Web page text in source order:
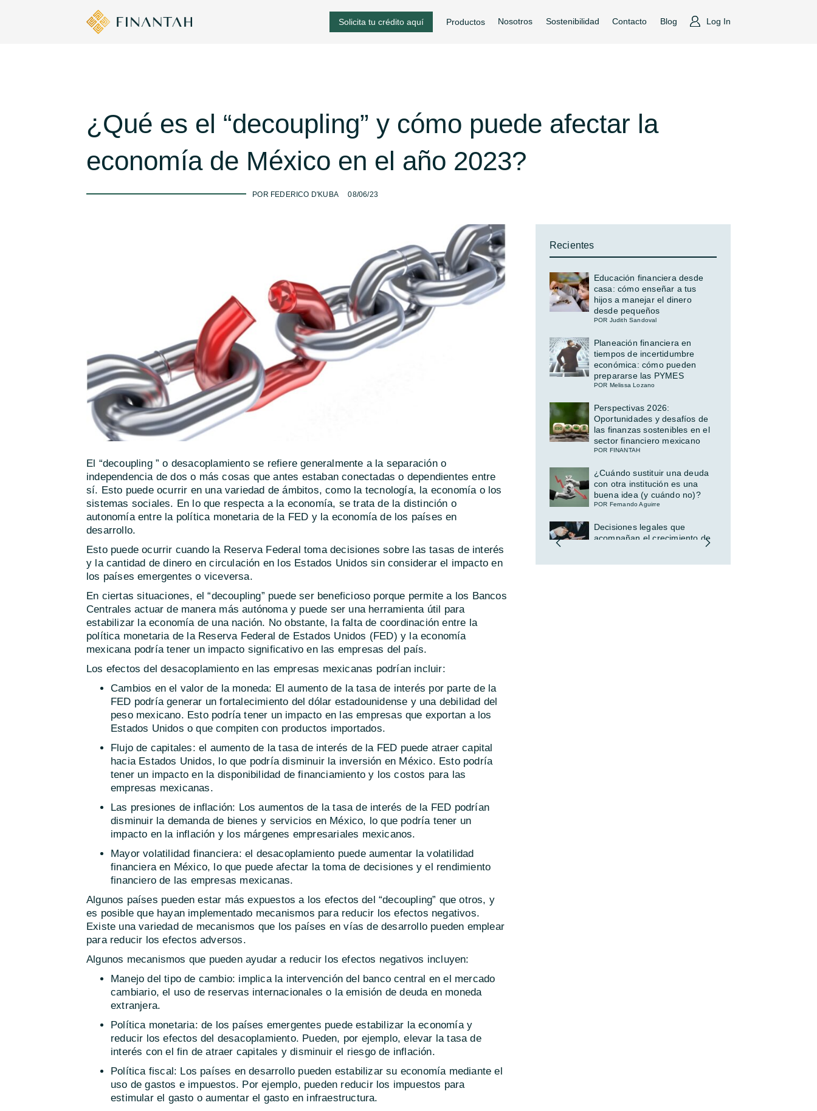
Solicita tu crédito aquí Productos Nosotros Sostenibilidad Contacto Blog Log In
¿Qué es el “decoupling” y cómo puede afectar la
economía de México en el año 2023?
-
POR FEDERICO D'KUBA 08/06/23
El “decoupling ” o desacoplamiento se refiere generalmente a la separación o
independencia de dos o más cosas que antes estaban conectadas o dependientes entre
sí. Esto puede ocurrir en una variedad de ámbitos, como la tecnología, la economía o los
sistemas sociales. En lo que respecta a la economía, se trata de la distinción o
autonomía entre la política monetaria de la FED y la economía de los países en
desarrollo.
Esto puede ocurrir cuando la Reserva Federal toma decisiones sobre las tasas de interés
y la cantidad de dinero en circulación en los Estados Unidos sin considerar el impacto en
los países emergentes o viceversa.
En ciertas situaciones, el “decoupling” puede ser beneficioso porque permite a los Bancos
Centrales actuar de manera más autónoma y puede ser una herramienta útil para
estabilizar la economía de una nación. No obstante, la falta de coordinación entre la
política monetaria de la Reserva Federal de Estados Unidos (FED) y la economía
mexicana podría tener un impacto significativo en las empresas del país.
Los efectos del desacoplamiento en las empresas mexicanas podrían incluir:
Cambios en el valor de la moneda: El aumento de la tasa de interés por parte de la
FED podría generar un fortalecimiento del dólar estadounidense y una debilidad del
peso mexicano. Esto podría tener un impacto en las empresas que exportan a los
Estados Unidos o que compiten con productos importados.
Flujo de capitales: el aumento de la tasa de interés de la FED puede atraer capital
hacia Estados Unidos, lo que podría disminuir la inversión en México. Esto podría
tener un impacto en la disponibilidad de financiamiento y los costos para las
empresas mexicanas.
Las presiones de inflación: Los aumentos de la tasa de interés de la FED podrían
disminuir la demanda de bienes y servicios en México, lo que podría tener un
impacto en la inflación y los márgenes empresariales mexicanos.
Mayor volatilidad financiera: el desacoplamiento puede aumentar la volatilidad
financiera en México, lo que puede afectar la toma de decisiones y el rendimiento
financiero de las empresas mexicanas.
Algunos países pueden estar más expuestos a los efectos del “decoupling” que otros, y
es posible que hayan implementado mecanismos para reducir los efectos negativos.
Existe una variedad de mecanismos que los países en vías de desarrollo pueden emplear
para reducir los efectos adversos.
Algunos mecanismos que pueden ayudar a reducir los efectos negativos incluyen:
Manejo del tipo de cambio: implica la intervención del banco central en el mercado
cambiario, el uso de reservas internacionales o la emisión de deuda en moneda
extranjera.
Política monetaria: de los países emergentes puede estabilizar la economía y
reducir los efectos del desacoplamiento. Pueden, por ejemplo, elevar la tasa de
interés con el fin de atraer capitales y disminuir el riesgo de inflación.
Política fiscal: Los países en desarrollo pueden estabilizar su economía mediante el
uso de gastos e impuestos. Por ejemplo, pueden reducir los impuestos para
estimular el gasto o aumentar el gasto en infraestructura.
Recientes
Educación financiera desde
casa: cómo enseñar a tus
hijos a manejar el dinero
desde pequeños
POR Judith Sandoval
Planeación financiera en
tiempos de incertidumbre
económica: cómo pueden
prepararse las PYMES
POR Melissa Lozano
Perspectivas 2026:
Oportunidades y desafíos de
las finanzas sostenibles en el
sector financiero mexicano
POR FINANTAH
¿Cuándo sustituir una deuda
con otra institución es una
buena idea (y cuándo no)?
POR Fernando Aguirre
Decisiones legales que
acompañan el crecimiento de